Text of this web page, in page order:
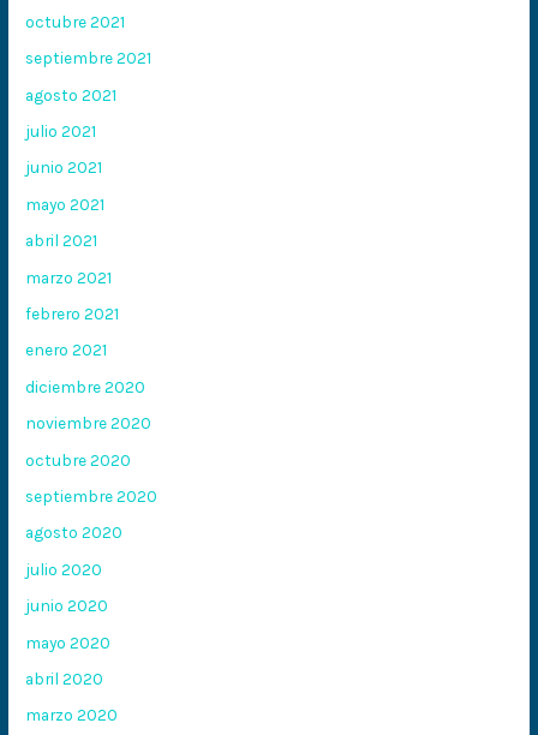
octubre 2021
septiembre 2021
agosto 2021
julio 2021
junio 2021
mayo 2021
abril 2021
marzo 2021
febrero 2021
enero 2021
diciembre 2020
noviembre 2020
octubre 2020
septiembre 2020
agosto 2020
julio 2020
junio 2020
mayo 2020
abril 2020
marzo 2020